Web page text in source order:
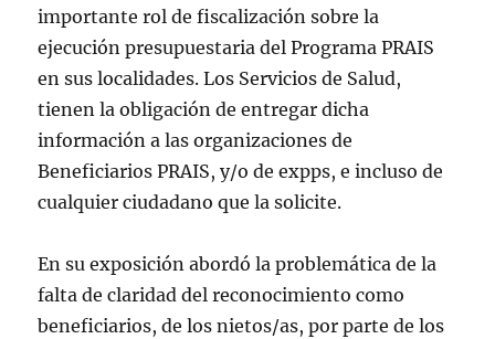
importante rol de fiscalización sobre la
ejecución presupuestaria del Programa PRAIS
en sus localidades. Los Servicios de Salud,
tienen la obligación de entregar dicha
información a las organizaciones de
Beneficiarios PRAIS, y/o de expps, e incluso de
cualquier ciudadano que la solicite.
En su exposición abordó la problemática de la
falta de claridad del reconocimiento como
beneficiarios, de los nietos/as, por parte de los